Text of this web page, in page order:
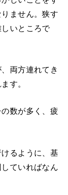
ません。狭す
いところで
両方連れてき
す。
数が多く、疲
るように、基
ていればなん